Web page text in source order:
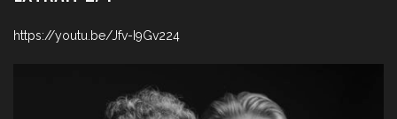
https://youtu.be/Jfv-I9Gv224